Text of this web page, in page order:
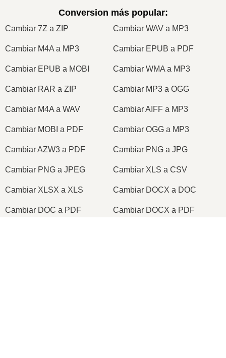
Conversion más popular:
Cambiar 7Z a ZIP Cambiar WAV a MP3
Cambiar M4A a MP3 Cambiar EPUB a PDF
Cambiar EPUB a MOBI Cambiar WMA a MP3
Cambiar RAR a ZIP Cambiar MP3 a OGG
Cambiar M4A a WAV Cambiar AIFF a MP3
Cambiar MOBI a PDF Cambiar OGG a MP3
Cambiar AZW3 a PDF Cambiar PNG a JPG
Cambiar PNG a JPEG Cambiar XLS a CSV
Cambiar XLSX a XLS Cambiar DOCX a DOC
Cambiar DOC a PDF Cambiar DOCX a PDF